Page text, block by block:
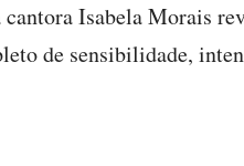
cantora Isabela Morais
de sensibilidade,